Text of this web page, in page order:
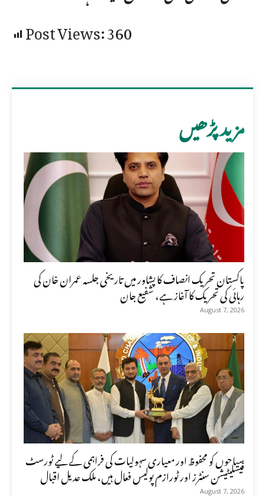
Post Views:360
مزید پڑھیں
پاکستان تحریک انصاف کا پشاور میں تاریخی جلسہ عمران خان کی
رہائی کی تحریک کا آغاز ہے، شفیع جان
August 7, 2026
سیاحوں کو محفوظ اور معیاری سہولیات کی فراہمی کے لیے ٹورسٹ
فیسلیٹیشن سنٹرز اور ٹورازم پولیس فعال ہیں، ملک عدیل اقبال
August 7, 2026